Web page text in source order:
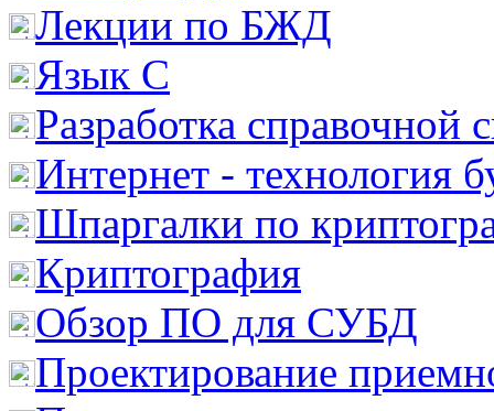
Лекции по БЖД
Язык С
Разработка справочной
Интернет - технология
Шпаргалки по
Криптография
Обзор ПО для СУБД
Проектирование